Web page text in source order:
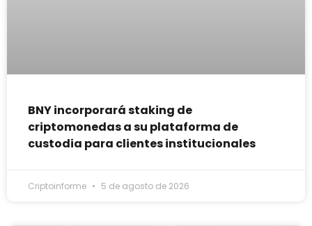
BNY incorporará staking de
criptomonedas a su plataforma de
custodia para clientes institucionales
Criptoinforme 5 de agosto de 2026